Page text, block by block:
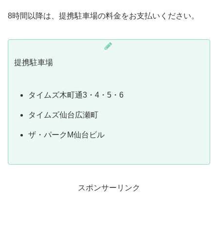
8時間以降は、提携駐車場の料金をお支払いください。
提携駐車場
タイムズ木町通3・4・5・6
タイムズ仙台広瀬町
ザ・パークM仙台ビル
スポンサーリンク